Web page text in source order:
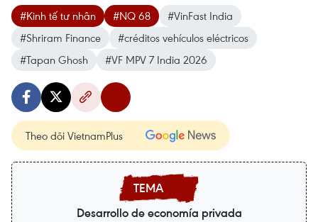
#Kinh tế tư nhân #NQ 68
#VinFast India
#Shriram Finance
#créditos vehículos eléctricos
#Tapan Ghosh
#VF MPV 7 India 2026
Theo dõi VietnamPlus
Desarrollo de economía privada